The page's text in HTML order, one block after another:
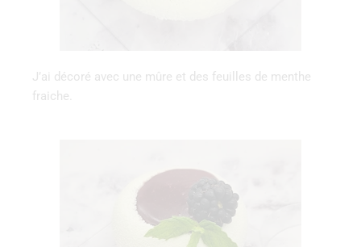
J’ai décoré avec une mûre et des feuilles de menthe
fraiche.